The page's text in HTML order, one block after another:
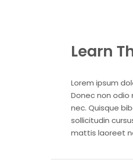
Learn
Lorem ipsum
Donec non odio
nec. Quisque
sollicitudin
mattis laoreet